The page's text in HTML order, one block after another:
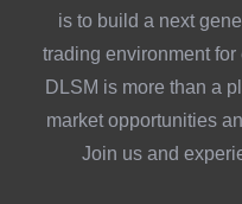
is to build a next
trading environment
DLSM is more than a
market opportunities
Join us and